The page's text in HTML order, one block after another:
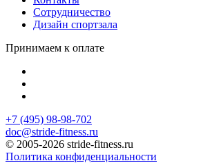
Сотрудничество
Дизайн спортзала
Принимаем к оплате
+7 (495) 98-98-702
doc@stride-fitness.ru
© 2005-2026 stride-fitness.ru
Политика конфиденциальности